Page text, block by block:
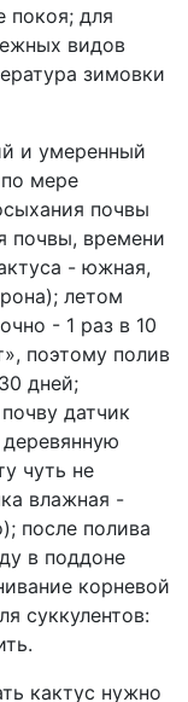
покоя; для
видов
зимовки
и умеренный
мере
почвы
почвы, времени
- южная,
летом
- 1 раз в 10
поэтому полив
дней;
датчик
чуть не
влажная -
после полива
в поддоне
корневой
суккулентов:
кактус нужно